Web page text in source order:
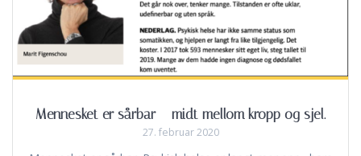
Mennesket er sårbar – midt mellom kropp og sjel.
27. februar 2020